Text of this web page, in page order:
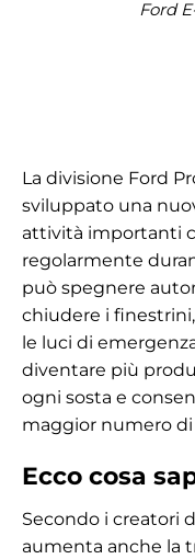
Ford
La divisione Ford
sviluppato una
attività importanti
regolarmente
può spegnere
chiudere i
le luci di
diventare più
ogni sosta e
maggior numero
Ecco cosa
Secondo i creatori
aumenta anche la